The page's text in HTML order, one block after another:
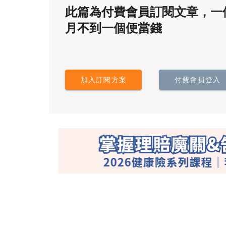
此篇為付費會員訂閱文章，一
月不到一個便當錢
加入訂閱方案 付費會員登入